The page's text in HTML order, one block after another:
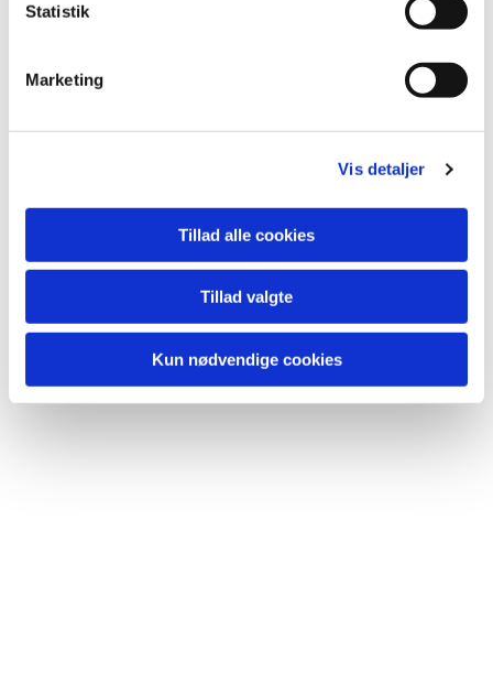
Statistik
Marketing
Vis detaljer
Tillad alle cookies
Tillad valgte
Kun nødvendige cookies
Du vil måske også kunne lide...